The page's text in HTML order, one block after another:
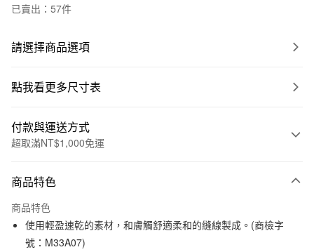
已賣出：57件
請選擇商品選項
點我看更多尺寸表
付款與運送方式
超取滿NT$1,000免運
信用卡一次付款
信用卡分期付款
3 期 0 利率 每期
商品特色
商品特色
使用輕盈速乾的素材，和膚觸舒適柔和的縫線製成。(商檢字
號：M33A07)